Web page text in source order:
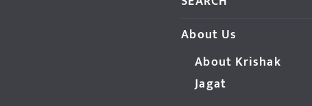
About Us
About Krishak
Jagat